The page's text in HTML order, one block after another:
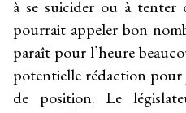
à se suicider ou à tenter
pourrait appeler bon
paraît pour l’heure
potentielle rédaction
de position. Le